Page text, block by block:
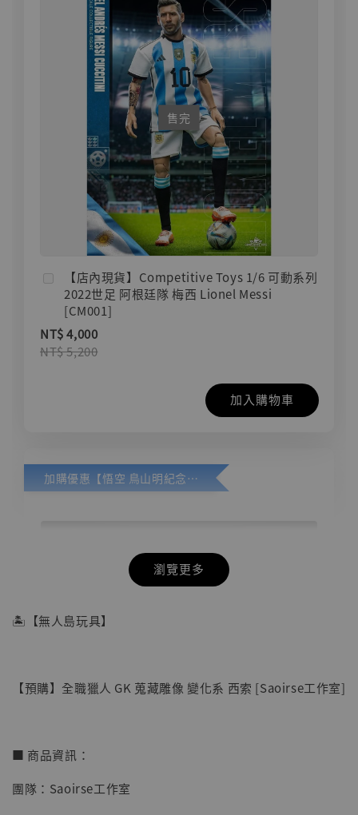
售完
【店內現貨】Competitive Toys 1/6 可動系列
2022世足 阿根廷隊 梅西 Lionel Messi
[CM001]
NT$ 4,000
NT$ 5,200
加入購物車
加購優惠【悟空 鳥山明紀念款 [奇蹟工作室]】
瀏覽更多
🏝【無人島玩具】
【預購】全職獵人 GK 蒐藏雕像 變化系 西索 [Saoirse工作室]
■ 商品資訊：
團隊：Saoirse工作室